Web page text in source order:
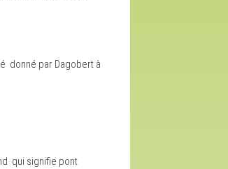
donné par Dagobert à
qui signifie pont